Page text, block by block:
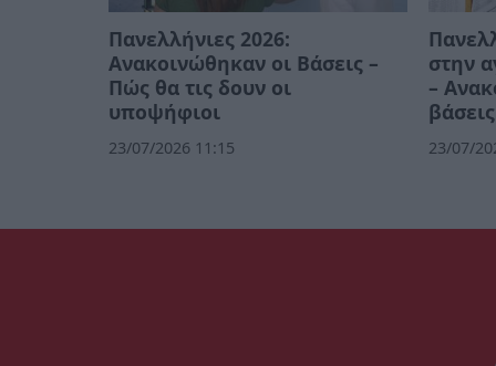
Πανελλήνιες 2026:
Ανακοινώθηκαν οι Βάσεις –
Πώς θα τις δουν οι
υποψήφιοι
23/07/2026 11:15
στην
–
23/07/